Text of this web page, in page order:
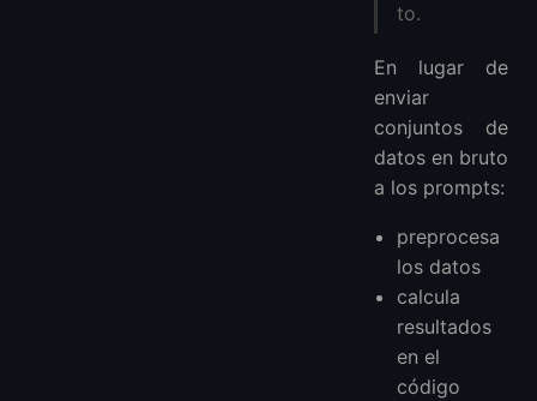
to.
En lugar de
enviar
conjuntos de
datos en bruto
a los prompts:
preprocesa
los datos
calcula
resultados
en el
código